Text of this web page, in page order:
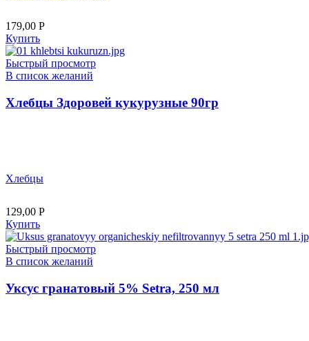
179,00 Р
Купить
Быстрый просмотр
В список желаний
Хлебцы Здоровей кукурузные 90гр
Хлебцы
129,00 Р
Купить
Быстрый просмотр
В список желаний
Уксус гранатовый 5% Setra, 250 мл